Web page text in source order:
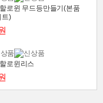
로윈 무드등만들기(본품
트)
로윈리스